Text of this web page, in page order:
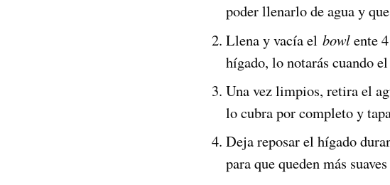
poder llenarlo de agua y
Llena y vacía el bowlente
hígado, lo notarás cuando
Una vez limpios, retira el
lo cubra por completo y
Deja reposar el hígado
para que queden más